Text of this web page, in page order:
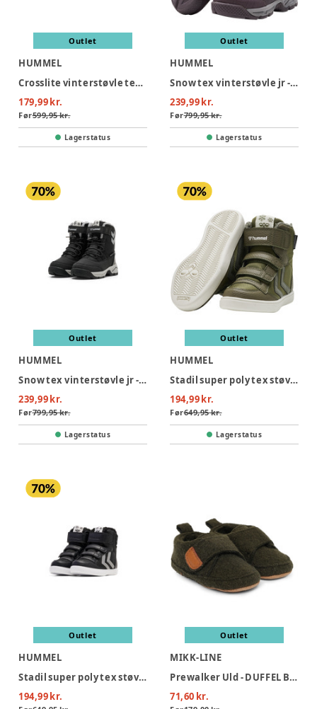
Outlet
HUMMEL
Crosslite vinterstøvle tex jr - 8719
179,99 kr.
Før599,95 kr.
Lagerstatus
Outlet
HUMMEL
Snow tex vinterstøvle jr - 2412
239,99 kr.
Før799,95 kr.
Lagerstatus
Outlet
HUMMEL
Snow tex vinterstøvle jr - BLACK
239,99 kr.
Før799,95 kr.
Lagerstatus
Outlet
HUMMEL
Stadil super poly tex støvle jr - DARK OLIVE
194,99 kr.
Før649,95 kr.
Lagerstatus
Outlet
HUMMEL
Stadil super poly tex støvle jr - 2448
194,99 kr.
Outlet
MIKK-LINE
Prewalker Uld - DUFFEL BAG
71,60 kr.